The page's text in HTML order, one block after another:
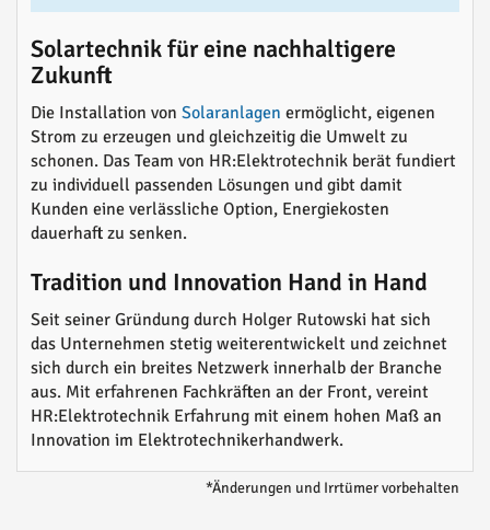
Solartechnik für eine nachhaltigere
Zukunft
Die Installation von Solaranlagen ermöglicht, eigenen
Strom zu erzeugen und gleichzeitig die Umwelt zu
schonen. Das Team von HR:Elektrotechnik berät fundiert
zu individuell passenden Lösungen und gibt damit
Kunden eine verlässliche Option, Energiekosten
dauerhaft zu senken.
Tradition und Innovation Hand in Hand
Seit seiner Gründung durch Holger Rutowski hat sich
das Unternehmen stetig weiterentwickelt und zeichnet
sich durch ein breites Netzwerk innerhalb der Branche
aus. Mit erfahrenen Fachkräften an der Front, vereint
HR:Elektrotechnik Erfahrung mit einem hohen Maß an
Innovation im Elektrotechnikerhandwerk.
*Änderungen und Irrtümer vorbehalten